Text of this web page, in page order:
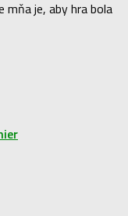
mňa je, aby hra bola